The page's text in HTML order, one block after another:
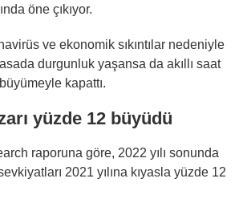
öne çıkıyor.
ve ekonomik sıkıntılar nedeniyle
durgunluk yaşansa da akıllı saat
büyümeyle kapattı.
yüzde 12 büyüdü
raporuna göre, 2022 yılı sonunda
2021 yılına kıyasla yüzde 12